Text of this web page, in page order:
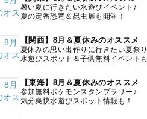
暑い夏に行きたい水遊びイベント♪
夏の定番恐竜＆昆虫展も開催！
【関西】8月＆夏休みのオススメ
夏休みの思い出作りに行きたい夏祭り
水遊びスポット＆子供無料イベントも
【東海】8月＆夏休みのオススメ
参加無料ポケモンスタンプラリー♪
気分爽快水遊びスポット情報も！